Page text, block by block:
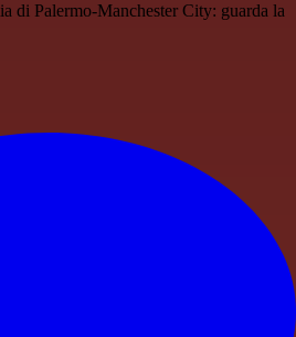
di Palermo-Manchester City: guarda la